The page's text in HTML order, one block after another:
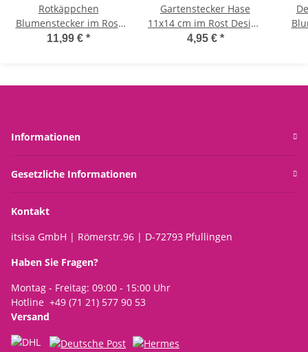
Rotkäppchen
Blumenstecker im Rost
Design, Rostfigur für den
11,99 € *
Gartenstecker Hase
11x14 cm im Rost Design
- Blumenstecker
4,95 € *
Informationen
Gesetzliche Informationen
Kontakt
itsisa GmbH | Römerstr.96 | D-72793 Pfullingen
Haben Sie Fragen?
Montag - Freitag: 09:00 - 15:00 Uhr
Hotline +49 (71 21) 577 90 53
Versand